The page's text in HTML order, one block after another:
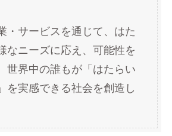
・サービスを通じて、はた
なニーズに応え、可能性を
世界中の誰もが「はたらい
を実感できる社会を創造し